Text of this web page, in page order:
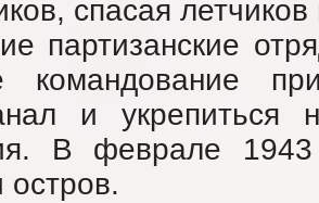
спасая
партизанские
командование
и
В феврале 1943
остров.